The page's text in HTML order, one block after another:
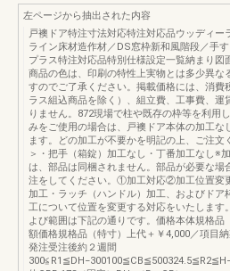
左ページから抽出された内容
戸襖ドア特注寸法対応特注対応品ウッディー
ライン床材造作材／DS窓枠新和風階段／手
プラス特注対応品特別仕様設定一覧納まり図
商品の色は、印刷の特性上実物とは多少異な
すのでご了承ください。掲載価格には、消費
ラス組込商品を除く）、組立費、工事費、運
りません。872現場で柱や既存の枠等を利用
みをご使用の場合は、戸襖ドア本体の加工な
ます。どの加工が不要かを明記の上、ご注文
＞・把手（箱錠）加工なし・丁番加工なし※
は、部品は同梱されません。部品が必要な場
注をしてください。①加工対応②加工位置変
加工・ラッチ（ハンドル）加工、およびドア
工について位置を変更する対応をいたします
よび範囲は下記の通りです。価格本体規格品
額価格規格品（特寸）上代＋￥4,000／項目
発注受注後約２週間